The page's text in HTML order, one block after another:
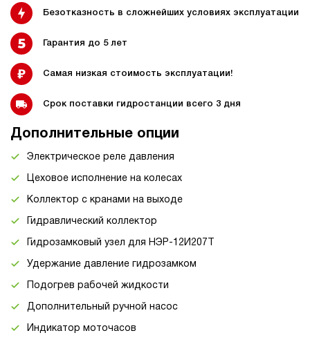
Безотказность в сложнейших условиях эксплуатации
Гарантия до 5 лет
Самая низкая стоимость эксплуатации!
Срок поставки гидростанции всего 3 дня
Дополнительные опции
Электрическое реле давления
Цеховое исполнение на колесах
Коллектор с кранами на выходе
Гидравлический коллектор
Гидрозамковый узел для НЭР-12И207Т
Удержание давление гидрозамком
Подогрев рабочей жидкости
Дополнительный ручной насос
Индикатор моточасов